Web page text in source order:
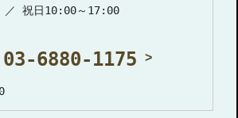
祝日10:00～17:00
03-6880-1175